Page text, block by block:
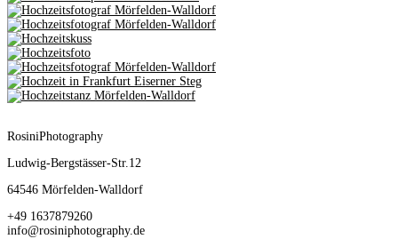
RosiniPhotography
Ludwig-Bergstässer-Str.12
64546 Mörfelden-Walldorf
+49 1637879260
info@rosiniphotography.de